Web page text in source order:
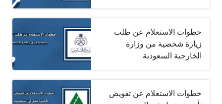
خطوات الاستعلام عن طلب
زيارة شخصية من وزارة
الخارجية السعودية
خطوات الاستعلام عن تفويض